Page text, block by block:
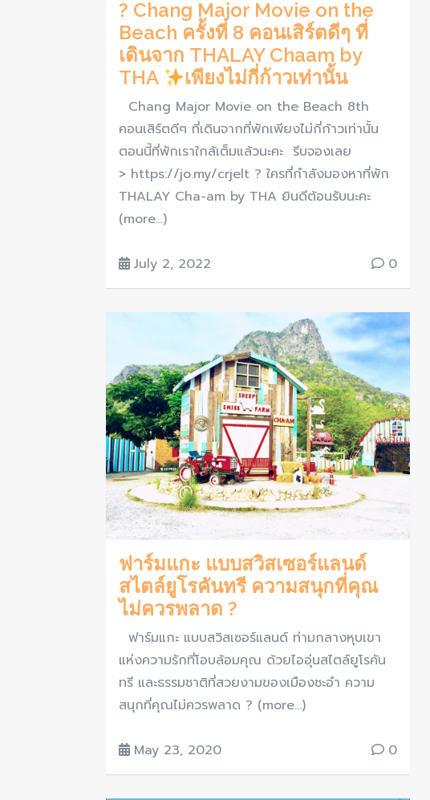
? Chang Major Movie on the
Beach ครั้งที่ 8 คอนเสิร์ตดีๆ ที่
เดินจาก THALAY Chaam by
THA
เพียงไม่กี่ก้าวเท่านั้น
Chang Major Movie on the Beach 8th
คอนเสิร์ตดีๆ ที่เดินจากที่พักเพียงไม่กี่ก้าวเท่านั้น
ตอนนี้ที่พักเราใกล้เต็มแล้วนะคะ รีบจองเลย
> https://jo.my/crjelt ? ใครที่กำลังมองหาที่พัก
THALAY Cha-am by THA ยินดีต้อนรับนะคะ
(more…)
July 2, 2022 0
ฟาร์มแกะ แบบสวิสเซอร์แลนด์
สไตล์ยูโรคันทรี ความสนุกที่คุณ
ไม่ควรพลาด ?
ฟาร์มแกะ แบบสวิสเซอร์แลนด์ ท่ามกลางหุบเขา
แห่งความรักที่โอบล้อมคุณ ด้วยไออุ่นสไตล์ยูโรคัน
ทรี และธรรมชาติที่สวยงามของเมืองชะอำ ความ
สนุกที่คุณไม่ควรพลาด ? (more…)
May 23, 2020 0